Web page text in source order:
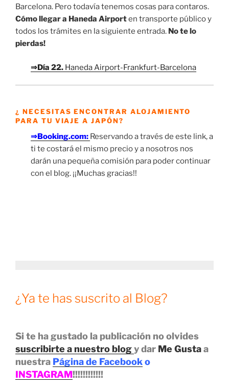
Barcelona. Pero todavía tenemos cosas para contaros.
Cómo llegar a Haneda Airporten transporte público y
todos los trámites en la siguiente entrada. No te lo
pierdas!
⇒Día 22. Haneda Airport-Frankfurt-Barcelona
¿ NECESITAS ENCONTRAR ALOJAMIENTO
PARA TU VIAJE A JAPÓN?
⇒Booking.com: Reservando a través de este link, a
ti te costará el mismo precio y a nosotros nos
darán una pequeña comisión para poder continuar
con el blog. ¡¡Muchas gracias!!
¿Ya te has suscrito al Blog?
Si te ha gustado la publicación no olvides
suscribirte a nuestro blogy dar Me Gustaa
nuestra Página de Facebooko
INSTAGRAM!!!!!!!!!!!!